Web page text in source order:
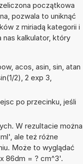
początkowa
pozwala to uniknąć
z miriadą kategorii i
kalkulator, który
acos, asin, sin, atan
2), 2 exp 3,
po przecinku, jeśli
W rezultacie można
ale też różne
Może to wyglądać
86dm = ? cm^3'.